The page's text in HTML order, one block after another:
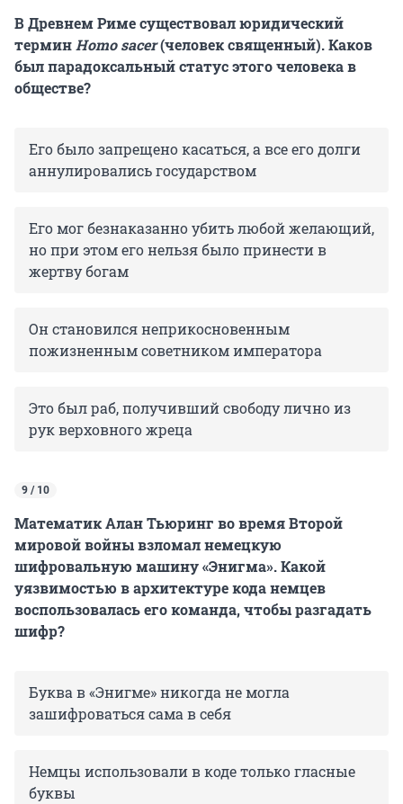
В Древнем Риме существовал юридический
терминHomo sacer(человек священный). Каков
был парадоксальный статус этого человека в
обществе?
Его было запрещено касаться, а все его долги
аннулировались государством
Его мог безнаказанно убить любой желающий,
но при этом его нельзя было принести в
жертву богам
Он становился неприкосновенным
пожизненным советником императора
Это был раб, получивший свободу лично из
рук верховного жреца
9 / 10
Математик Алан Тьюринг во время Второй
мировой войны взломал немецкую
шифровальную машину «Энигма». Какой
уязвимостью в архитектуре кода немцев
воспользовалась его команда, чтобы разгадать
шифр?
Буква в «Энигме» никогда не могла
зашифроваться сама в себя
Немцы использовали в коде только гласные
буквы